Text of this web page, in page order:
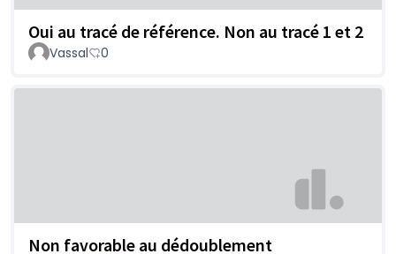
Oui au tracé de référence. Non au tracé 1 et 2
Vassal 0
Non favorable au dédoublement